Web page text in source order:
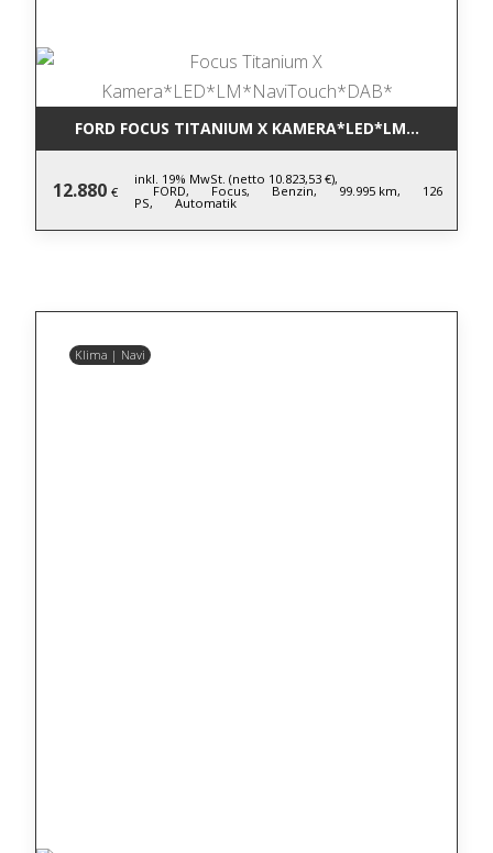
FORD FOCUS TITANIUM X
12.880 €
inkl. 19% MwSt. (netto 10.823,53 €),
FORD, Focus, Benzin, 99.995 km, 126
PS, Automatik
Klima | Navi